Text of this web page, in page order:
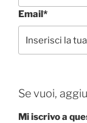
Email*
Se vuoi,
Mi iscrivo a